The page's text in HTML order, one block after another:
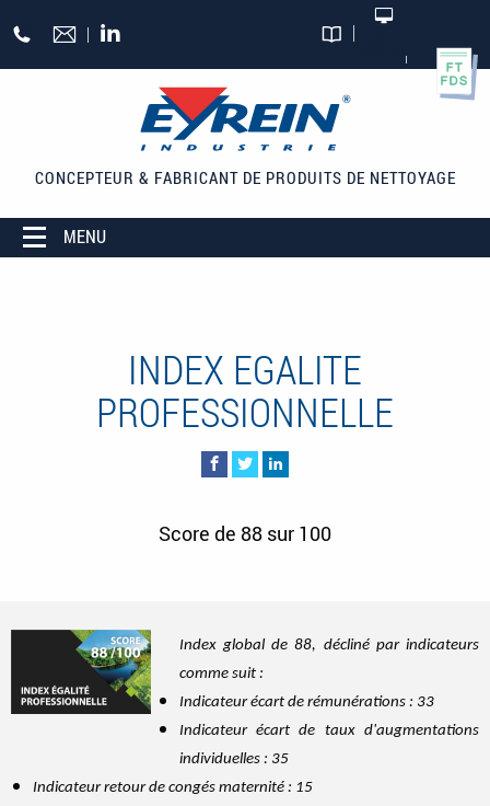
+33
(0)5
MARCHAND
CONCEPTEUR & FABRICANT DE PRODUITS DE NETTOYAGE
MENU
INDEX EGALITE
PROFESSIONNELLE
Score de 88 sur 100
Index global de 88, décliné par indicateurs
comme suit :
Indicateur écart de rémunérations : 33
Indicateur écart de taux d'augmentations
individuelles : 35
Indicateur retour de congés maternité : 15